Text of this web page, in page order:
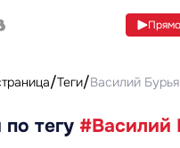
Теги Василий
тегу #Василий